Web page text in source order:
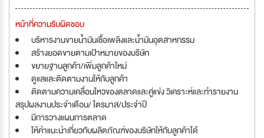
หน้าที่ความรับผิดชอบ
บริหารงานขายน้ำมันเชื้อเพลิงและน้ำมันอุตสาหกรรม
สร้างยอดขายตามเป้าหมายของบริษัท
ขยายฐานลูกค้า/เพิ่มลูกค้าใหม่
ดูแลและติดตามงานให้กับลูกค้า
ติดตามความเคลื่อนไหวของตลาดและคู่แข่ง วิเคราะห์และทำรายงาน
สรุปผลงานประจำเดือน/ ไตรมาส/ประจำปี
มีการวางแผนการตลาด
ให้คำแนะนำเกี่ยวกับผลิตภัณฑ์ของบริษัทให้กับลูกค้าได้